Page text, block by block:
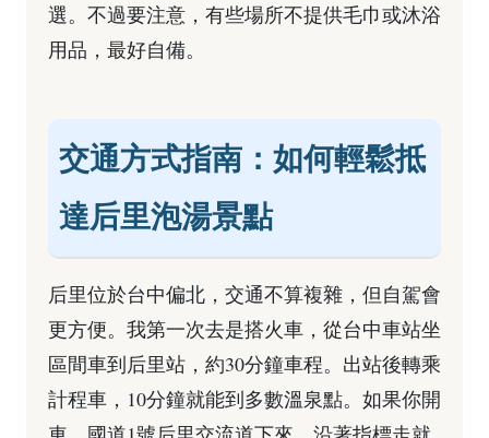
選。不過要注意，有些場所不提供毛巾或沐浴
用品，最好自備。
交通方式指南：如何輕鬆抵
達后里泡湯景點
后里位於台中偏北，交通不算複雜，但自駕會
更方便。我第一次去是搭火車，從台中車站坐
區間車到后里站，約30分鐘車程。出站後轉乘
計程車，10分鐘就能到多數溫泉點。如果你開